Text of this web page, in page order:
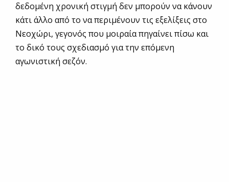
δεδομένη χρονική στιγμή δεν μπορούν να κάνουν
κάτι άλλο από το να περιμένουν τις εξελίξεις στο
Νεοχώρι, γεγονός που μοιραία πηγαίνει πίσω και
το δικό τους σχεδιασμό για την επόμενη
αγωνιστική σεζόν.